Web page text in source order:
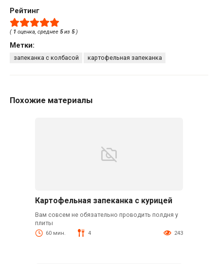
Рейтинг
( 1 оценка, среднее 5из 5)
Метки:
запеканка с колбасой картофельная запеканка
Похожие материалы
Картофельная запеканка с курицей
Вам совсем не обязательно проводить полдня у
плиты
60 мин. 4 243